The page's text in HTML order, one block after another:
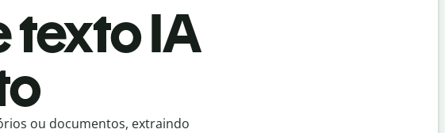
texto IA
ou documentos, extraindo